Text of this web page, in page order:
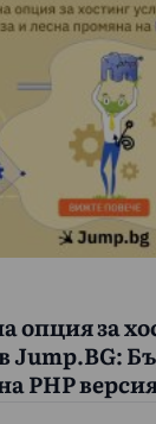
опция за
Jump.BG:
PHP